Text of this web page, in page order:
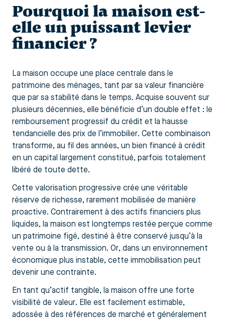
Pourquoi la maison est-
elle un puissant levier
financier ?
La maison occupe une place centrale dans le
patrimoine des ménages, tant par sa valeur financière
que par sa stabilité dans le temps. Acquise souvent sur
plusieurs décennies, elle bénéficie d’un double effet : le
remboursement progressif du crédit et la hausse
tendancielle des prix de l’immobilier. Cette combinaison
transforme, au fil des années, un bien financé à crédit
en un capital largement constitué, parfois totalement
libéré de toute dette.
Cette valorisation progressive crée une véritable
réserve de richesse, rarement mobilisée de manière
proactive. Contrairement à des actifs financiers plus
liquides, la maison est longtemps restée perçue comme
un patrimoine figé, destiné à être conservé jusqu’à la
vente ou à la transmission. Or, dans un environnement
économique plus instable, cette immobilisation peut
devenir une contrainte.
En tant qu’actif tangible, la maison offre une forte
visibilité de valeur. Elle est facilement estimable,
adossée à des références de marché et généralement